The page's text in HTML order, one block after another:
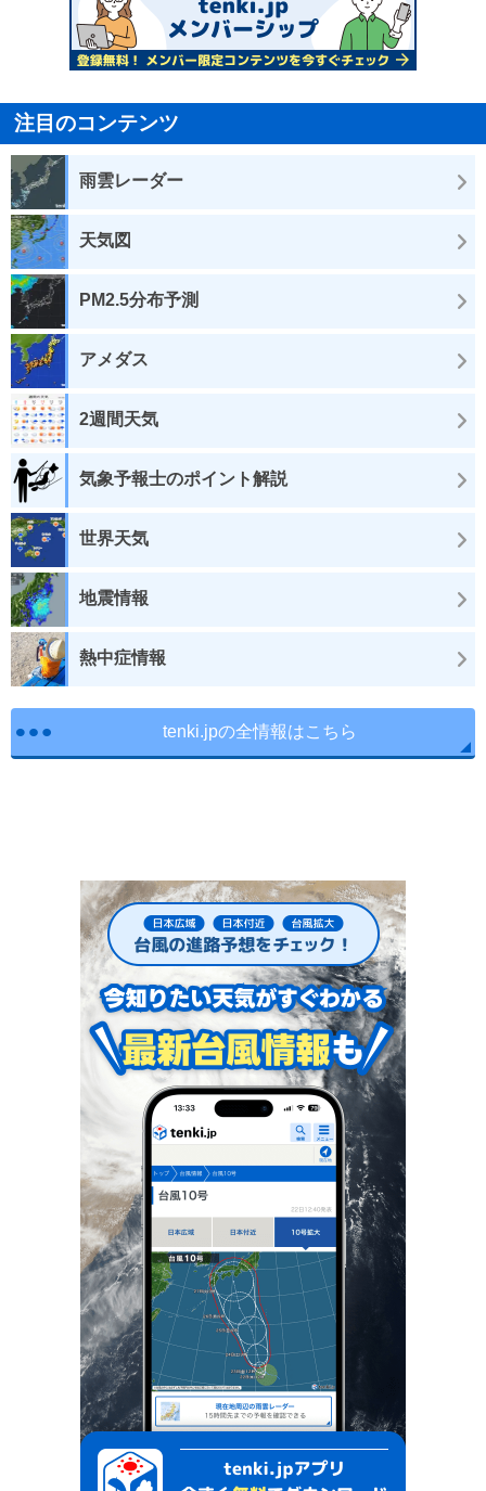
注目のコンテンツ
雨雲レーダー
天気図
PM2.5分布予測
アメダス
2週間天気
気象予報士のポイント解説
世界天気
地震情報
熱中症情報
tenki.jpの全情報はこちら